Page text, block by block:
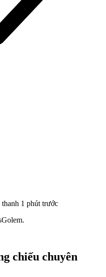
1 phút trước
chiếu chuyên